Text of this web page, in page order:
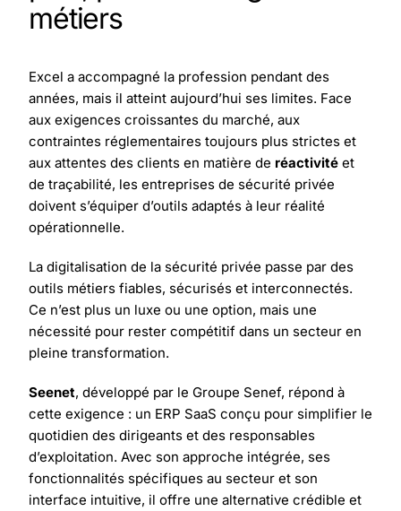
métiers
Excel a accompagné la profession pendant des
années, mais il atteint aujourd’hui ses limites. Face
aux exigences croissantes du marché, aux
contraintes réglementaires toujours plus strictes et
aux attentes des clients en matière de réactivitéet
de traçabilité, les entreprises de sécurité privée
doivent s’équiper d’outils adaptés à leur réalité
opérationnelle.
La digitalisation de la sécurité privée passe par des
outils métiers fiables, sécurisés et interconnectés.
Ce n’est plus un luxe ou une option, mais une
nécessité pour rester compétitif dans un secteur en
pleine transformation.
Seenet, développé par le Groupe Senef, répond à
cette exigence : un ERP SaaS conçu pour simplifier le
quotidien des dirigeants et des responsables
d’exploitation. Avec son approche intégrée, ses
fonctionnalités spécifiques au secteur et son
interface intuitive, il offre une alternative crédible et